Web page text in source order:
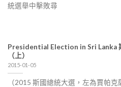
統選舉中擊敗尋
Presidential Election in Sri Lanka
（上）
2015-01-05
（2015 斯國總統大選，左為賈帕